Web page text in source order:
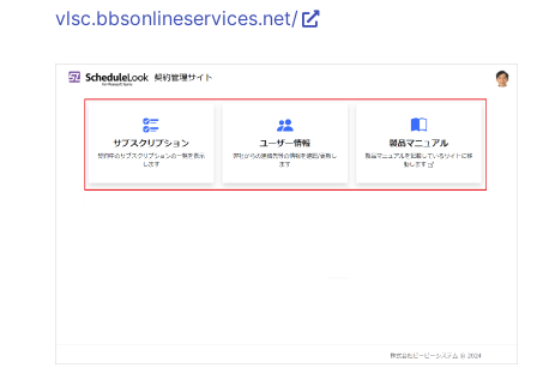
vlsc.bbsonlineservices.net/